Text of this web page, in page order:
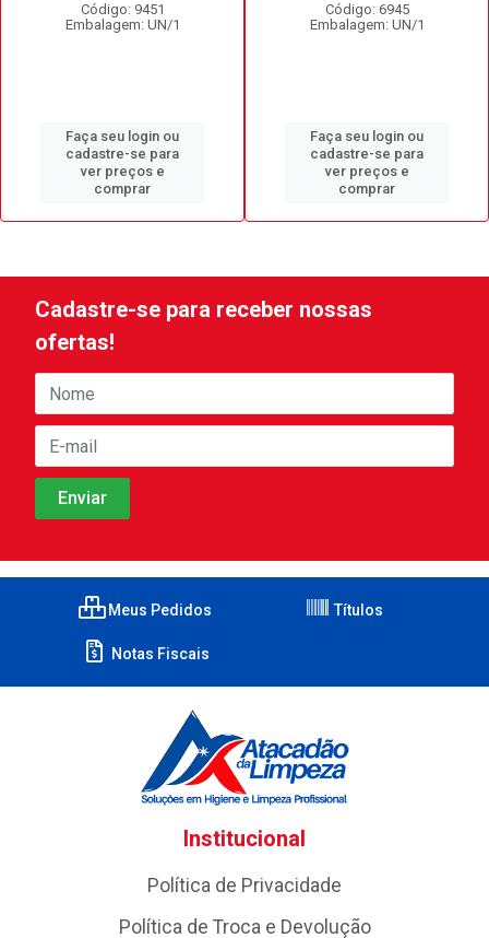
Código: 9451
Embalagem: UN/1
Faça seu login ou
cadastre-se para
ver preços e
comprar
Código: 6945
Embalagem: UN/1
Faça seu login ou
cadastre-se para
ver preços e
comprar
Cadastre-se para receber nossas
ofertas!
Meus Pedidos Títulos
Notas Fiscais
Institucional
Política de Privacidade
Política de Troca e Devolução